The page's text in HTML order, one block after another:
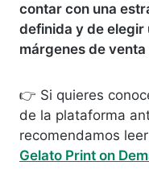
contar con una
definida y de
márgenes de venta
👉 Si quieres
de la plataforma
recomendamos
Gelato Print on